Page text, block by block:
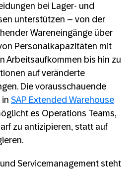
bei Lager- und
unterstützen – von der
Wareneingänge über
Personalkapazitäten mit
Arbeitsaufkommen bis hin zu
auf veränderte
Die vorausschauende
SAP Extended Warehouse
es Operations Teams,
zu antizipieren, statt auf
Servicemanagement steht